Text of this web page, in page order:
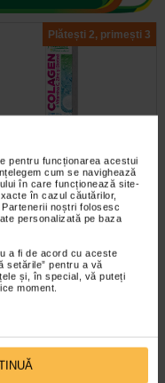
pentru funcționarea acestui
cum se navighează
în care funcționează site-
în cazul căutărilor,
noștri folosesc
personalizată pe baza
a fi de acord cu aceste
setările” pentru a vă
și, în special, vă puteți
moment.
Plătești 2, primești 3
+ Vit C, Zinc si
20 comprimate…
Colagen + Vitamina C,
sub forma de…